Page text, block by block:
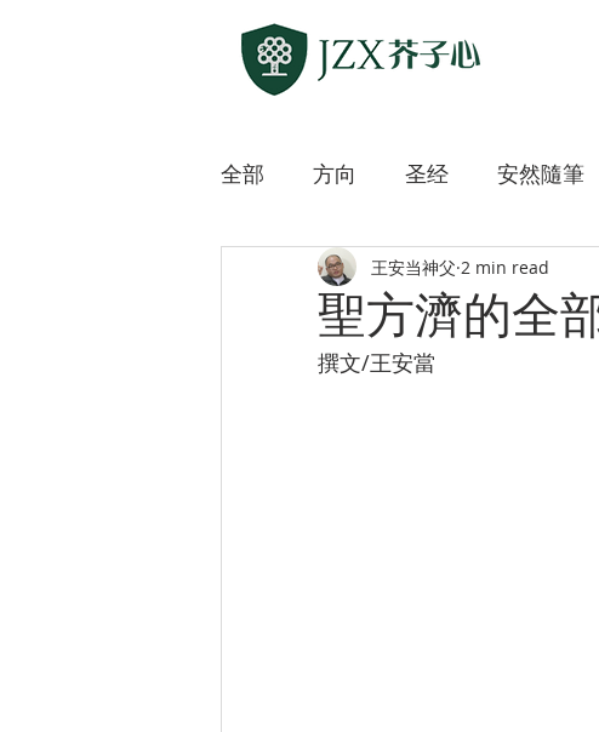
全部 方向 圣经 安然隨筆
敲开各方宗教之门 上主是我的
迷路的羊 微微道来
聖方濟的全
王安当神父 2 min read
撰文/王安當